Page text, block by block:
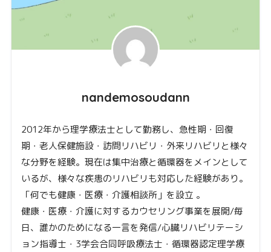
nandemosoudann
2012年から理学療法士として勤務し、急性期・回復
期・老人保健施設・訪問リハビリ・外来リハビリと様々
な分野を経験。現在は集中治療と循環器をメインとして
いるが、様々な疾患のリハビリも対応した経験があり。
「何でも健康・医療・介護相談所」を設立 。
健康・医療・介護に対するカウセリング事業を展開/毎
日、誰かのためになる一言を発信/心臓リハビリテーシ
ョン指導士・3学会合同呼吸療法士・循環器認定理学療